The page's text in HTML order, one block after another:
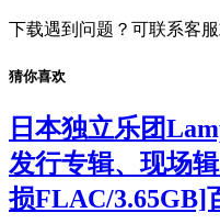
下载遇到问题？可联系客
猜你喜欢
日本独立乐团
发行专辑、现场
损FLAC/3.65GB]